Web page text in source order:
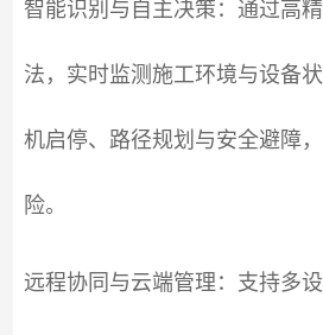
智能识别与自主决策：通过高
法，实时监测施工环境与设备
机启停、路径规划与安全避障
险。
远程协同与云端管理：支持多